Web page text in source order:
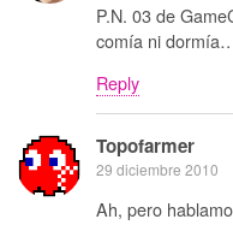
P.N. 03 de
comía ni
Reply
Topofarmer
29 diciembre 2010
Ah, pero